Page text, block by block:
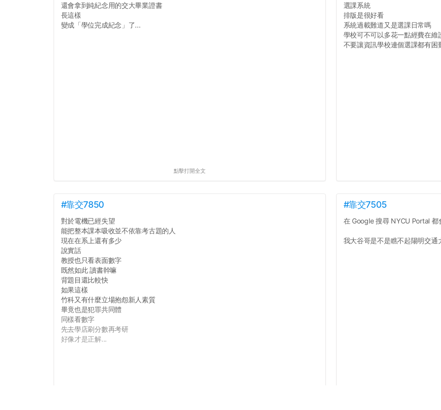
還會拿到純紀念用的交大畢業證書
長這樣
變成「學位完成紀念」了...
點擊打開全文
選課系統
排版是很好看
系統過載難道又是選課日常嗎
學校可不可以多花一點經費在維
不要讓資訊學校連個選課都有困
#靠交7850
對於電機已經失望
能把整本課本吸收並不依靠考古題的人
現在在系上還有多少
說實話
教授也只看表面數字
既然如此 讀書幹嘛
背題目還比較快
如果這樣
竹科又有什麼立場抱怨新人素質
畢竟也是犯罪共同體
同樣看數字
先去學店刷分數再考研
好像才是正解...
#靠交7505
在 Google 搜尋 NYCU Portal
我大谷哥是不是瞧不起陽明交通